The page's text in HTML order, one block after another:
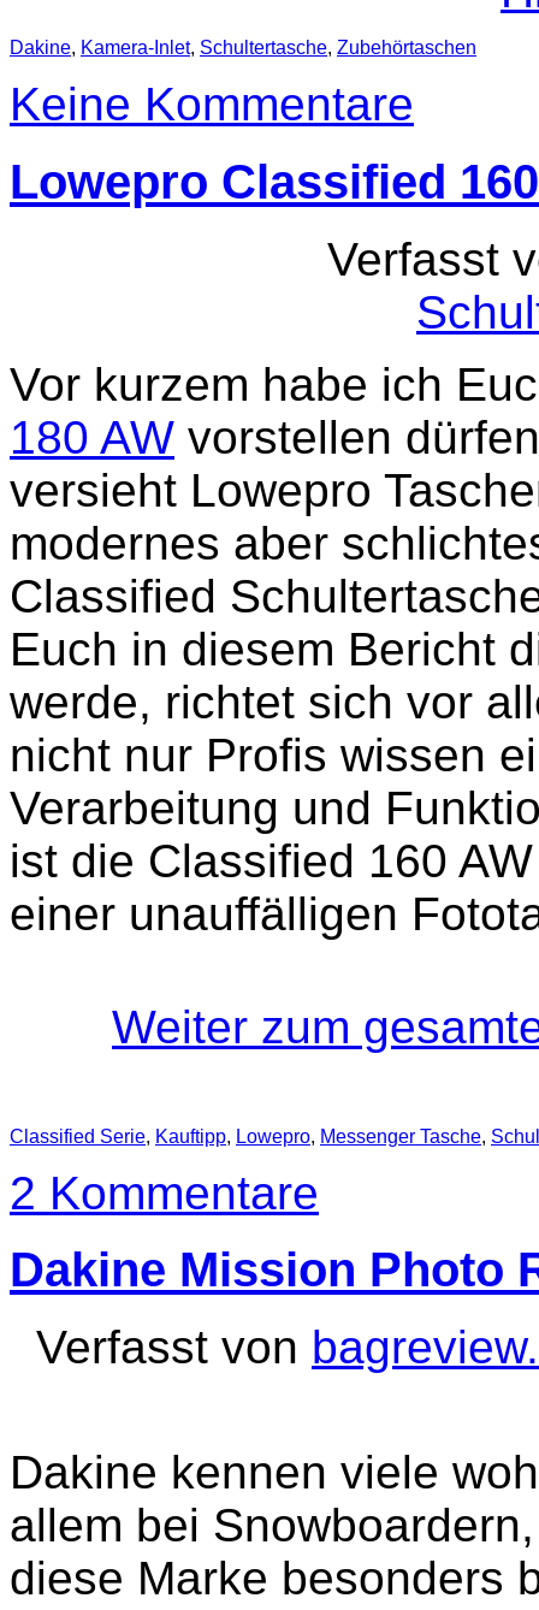
Dakine, Kamera-Inlet, Schultertasche, Zubehörtaschen
Keine Kommentare
Lowepro Classified
Verfasst
Vor kurzem habe ich
180 AW vorstellen
versieht Lowepro
modernes aber
Classified
Euch in diesem Bericht
werde, richtet sich vor
nicht nur Profis wissen
Verarbeitung und
ist die Classified 160
einer unauffälligen
Weiter zum
Classified Serie, Kauftipp, Lowepro, Messenger Tasche,
2 Kommentare
Dakine Mission Photo
Verfasst von
Dakine kennen viele
allem bei
diese Marke besonders